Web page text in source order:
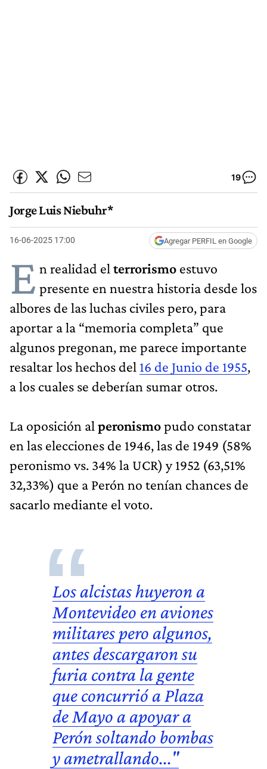
19
Jorge Luis Niebuhr*
16-06-2025 17:00 Agregar PERFIL en Google
E n realidad el terrorismo estuvo
presente en nuestra historia desde los
albores de las luchas civiles pero, para
aportar a la “memoria completa” que
algunos pregonan, me parece importante
resaltar los hechos del 16 de Junio de 1955,
a los cuales se deberían sumar otros.
La oposición al peronismopudo constatar
en las elecciones de 1946, las de 1949 (58%
peronismo vs. 34% la UCR) y 1952 (63,51%
32,33%) que a Perón no tenían chances de
sacarlo mediante el voto.
Los alcistas huyeron a
Montevideo en aviones
militares pero algunos,
antes descargaron su
furia contra la gente
que concurrió aPlaza
de Mayo a apoyar a
Perón soltando bombas
y ametrallando..."